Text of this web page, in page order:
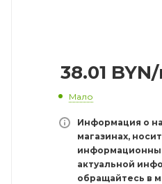
38.01 BYN
Мало
Информация о
магазинах, носит
актуальной
обращайтесь в